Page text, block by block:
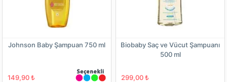
Johnson Baby Şampuan 750 ml
149,90 ₺
Biobaby Saç ve Vücut Şampuanı
500 ml
299,00 ₺